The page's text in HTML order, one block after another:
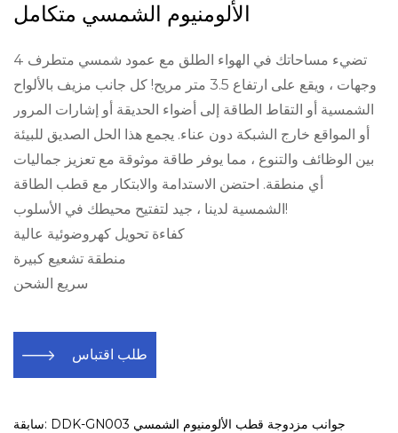
الألومنيوم الشمسي متكامل
تضيء مساحاتك في الهواء الطلق مع عمود شمسي متطرف 4
وجهات ، ويقع على ارتفاع 3.5 متر مريح! كل جانب مزيف بالألواح
الشمسية أو التقاط الطاقة إلى أضواء الحديقة أو إشارات المرور
أو المواقع خارج الشبكة دون عناء. يجمع هذا الحل الصديق للبيئة
بين الوظائف والتنوع ، مما يوفر طاقة موثوقة مع تعزيز جماليات
أي منطقة. احتضن الاستدامة والابتكار مع قطب الطاقة
الشمسية لدينا ، جيد لتفتيح محيطك في الأسلوب!
كفاءة تحويل كهروضوئية عالية
منطقة تشعيع كبيرة
سريع الشحن
طلب اقتباس
سابقة: DDK-GN003 جوانب مزدوجة قطب الألومنيوم الشمسي